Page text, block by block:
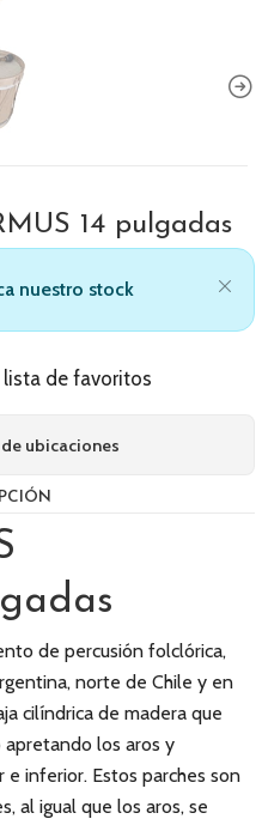
14 pulgadas
nuestro stock
lista de favoritos
ubicaciones
de percusión folclórica,
norte de Chile y en
cilíndrica de madera que
los aros y
inferior. Estos parches son
al igual que los aros, se